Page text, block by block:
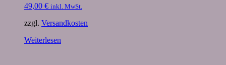
49,00 € inkl. MwSt.
zzgl. Versandkosten
Weiterlesen